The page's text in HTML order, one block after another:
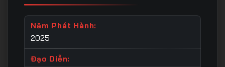
Năm Phát Hành:
2025
Đạo Diễn: